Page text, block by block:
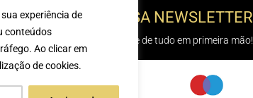
experiência de
conteúdos
Ao clicar em
de cookies.
TE Á NOSSA NEWSLETTER
e sabe de tudo em primeira mão!